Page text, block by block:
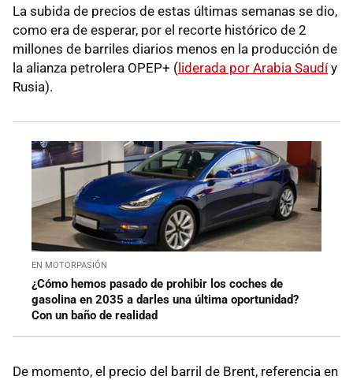
La subida de precios de estas últimas semanas se dio,
como era de esperar, por el recorte histórico de 2
millones de barriles diarios menos en la producción de
la alianza petrolera OPEP+ (liderada por Arabia Saudíy
Rusia).
EN MOTORPASIÓN
¿Cómo hemos pasado de prohibir los coches de
gasolina en 2035 a darles una última oportunidad?
Con un baño de realidad
De momento, el precio del barril de Brent, referencia en